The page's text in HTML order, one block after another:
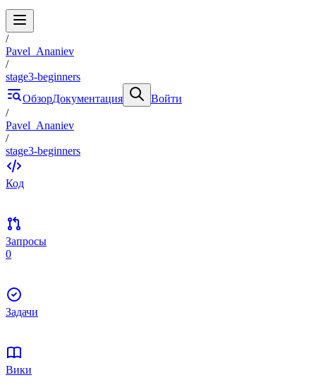
/
Pavel_Ananiev
/
stage3-beginners
ОбзорДокументация
Войти
/
Pavel_Ananiev
/
stage3-beginners
Код
Запросы
0
Задачи
Вики